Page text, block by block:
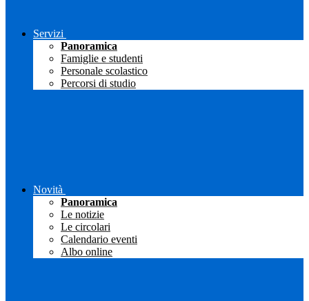
Servizi
Panoramica
Famiglie e studenti
Personale scolastico
Percorsi di studio
Novità
Panoramica
Le notizie
Le circolari
Calendario eventi
Albo online